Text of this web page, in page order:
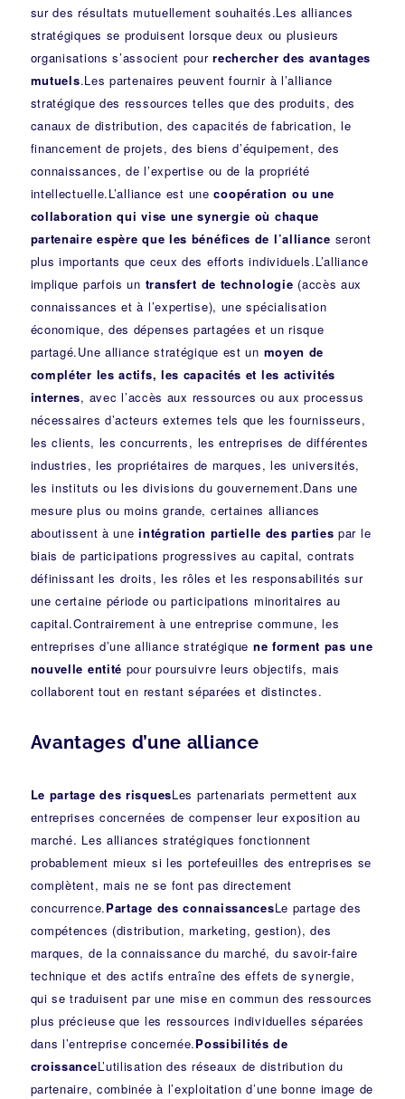
sur des résultats mutuellement souhaités.Les alliances
stratégiques se produisent lorsque deux ou plusieurs
organisations s’associent pourrechercher des avantages
mutuels.Les partenaires peuvent fournir à l’alliance
stratégique des ressources telles que des produits, des
canaux de distribution, des capacités de fabrication, le
financement de projets, des biens d’équipement, des
connaissances, de l’expertise ou de la propriété
intellectuelle.L’alliance est unecoopération ou une
collaboration qui vise une synergie où chaque
partenaire espère que les bénéfices de l’alliance seront
plus importants que ceux des efforts individuels.L’alliance
implique parfois un transfert de technologie (accès aux
connaissances et à l’expertise), une spécialisation
économique, des dépenses partagées et un risque
partagé.Une alliance stratégique est un moyen de
compléter les actifs, les capacités et les activités
internes, avec l’accès aux ressources ou aux processus
nécessaires d’acteurs externes tels que les fournisseurs,
les clients, les concurrents, les entreprises de différentes
industries, les propriétaires de marques, les universités,
les instituts ou les divisions du gouvernement.Dans une
mesure plus ou moins grande, certaines alliances
aboutissent à uneintégration partielle des parties par le
biais de participations progressives au capital, contrats
définissant les droits, les rôles et les responsabilités sur
une certaine période ou participations minoritaires au
capital.Contrairement à une entreprise commune, les
entreprises d’une alliance stratégique ne forment pas une
nouvelle entité pour poursuivre leurs objectifs, mais
collaborent tout en restant séparées et distinctes.
Avantages d’une alliance
Le partage des risquesLes partenariats permettent aux
entreprises concernées de compenser leur exposition au
marché. Les alliances stratégiques fonctionnent
probablement mieux si les portefeuilles des entreprises se
complètent, mais ne se font pas directement
concurrence.Partage des connaissancesLe partage des
compétences (distribution, marketing, gestion), des
marques, de la connaissance du marché, du savoir-faire
technique et des actifs entraîne des effets de synergie,
qui se traduisent par une mise en commun des ressources
plus précieuse que les ressources individuelles séparées
dans l’entreprise concernée.Possibilités de
croissanceL’utilisation des réseaux de distribution du
partenaire, combinée à l’exploitation d’une bonne image de